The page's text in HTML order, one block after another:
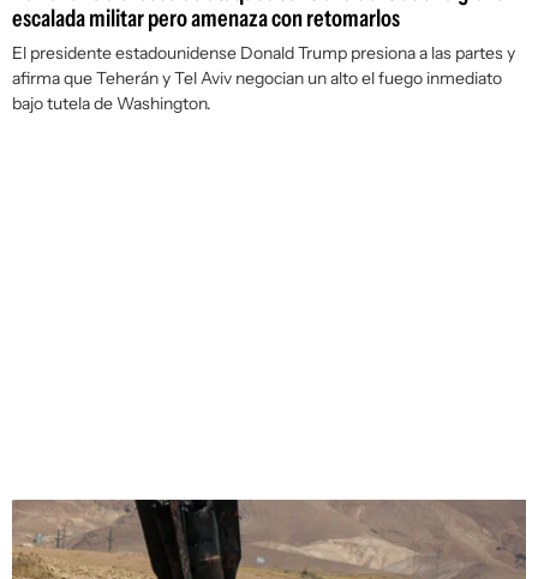
escalada militar pero amenaza con retomarlos
El presidente estadounidense Donald Trump presiona a las partes y
afirma que Teherán y Tel Aviv negocian un alto el fuego inmediato
bajo tutela de Washington.